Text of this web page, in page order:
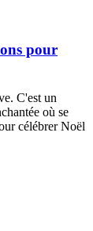
pour
C'est un
où se
célébrer Noël